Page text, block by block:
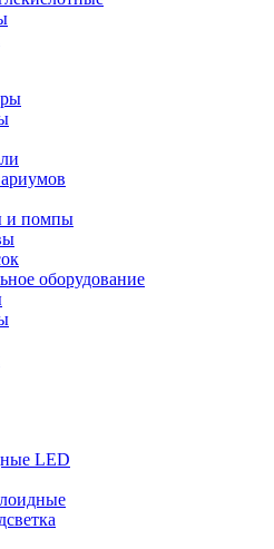
и помпы
оборудование
LED